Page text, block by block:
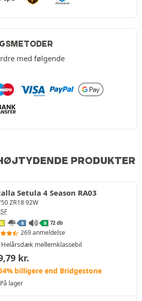
med følgende
PRODUKTER
Setula 4 Season RA03
ZR18 92W
C B B 72 db
269 anmeldelse
Helårsdæk mellemklassebil
kr.
billigere end Bridgestone
På lager